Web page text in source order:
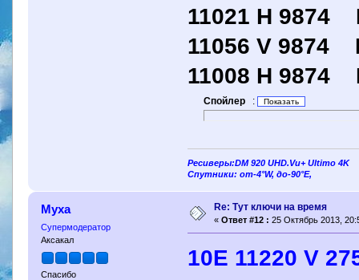
11021 H 9874
11056 V 9874
11008 H 9874
Спойлер :
Ресиверы:DM 920 UHD.Vu+ Ultimo 4K
Спутники: от-4°W, до-90°E,
Муха
Супермодератор
Аксакал
Спасибо
Re: Тут ключи на время
« Ответ #12 : 25 Октябрь 2013,
10E 11220 V